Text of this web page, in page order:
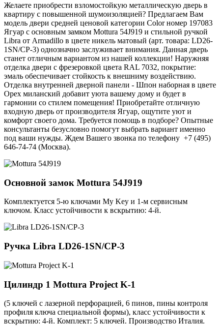
Желаете приобрести взломостойкую металлическую дверь в
квартиру с повышенной шумоизоляцией? Предлагаем Вам
модель двери средней ценовой категории Color номер 197083
Ягуар с основным замком Mottura 54J919 и стильной ручкой
Libra от Armadillo в цвете никель матовый (арт. товара: LD26-
1SN/CP-3) однозначно заслуживает внимания. Данная дверь
станет отличным вариантом из нашей коллекции! Наружняя
отделка двери с фрезеровкой цвета RAL 7032, покрытие:
эмаль обеспечивает стойкость к внешниму воздействию.
Отделка внутренней дверной панели - Шпон наборная в цвете
Орех миланский добавит уюта вашему дому и будет в
гармонии со стилем помещения! Приобретайте отличную
входную дверь от производителя Ягуар, ощутите уют и
комфорт своего дома. Требуется помощь в подборе? Опытные
консультанты безусловно помогут выбрать вариант именно
под ваши нужды. Ждем Вашего звонка по телефону +7 (495)
646-74-74 (Москва).
Основной замок Mottura 54J919
Комплектуется 5-ю ключами My Key и 1-м сервисным
ключом. Класс устойчивости к вскрытию: 4-й.
Ручка Libra LD26-1SN/CP-3
Цилиндр 1 Mottura Project K-1
(5 ключей с лазерной перфорацией, 6 пинов, пины контроля
профиля ключа специальной формы), класс устойчивости к
вскрытию: 4-й. Комплект: 5 ключей. Производство Италия.